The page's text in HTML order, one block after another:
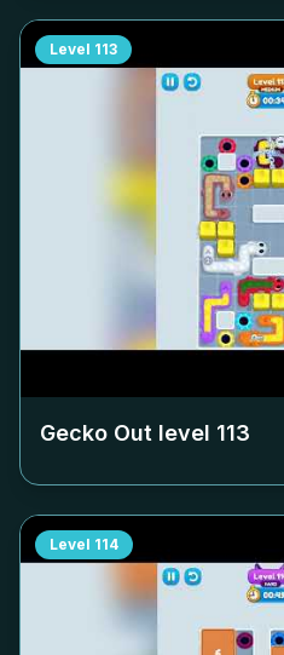
Level 113
Gecko Out level 113
Level 114